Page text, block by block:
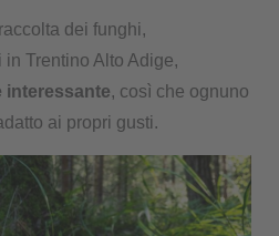
dei funghi,
Trentino Alto Adige,
interessante, così che ognuno
ai propri gusti.